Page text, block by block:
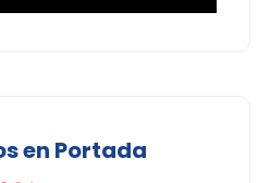
en Portada